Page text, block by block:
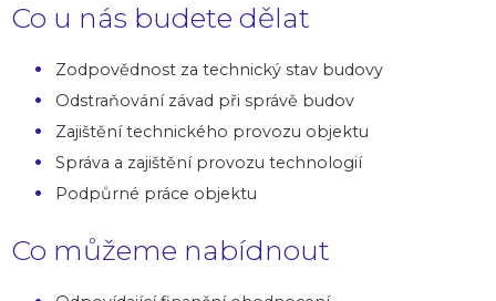
Co u nás budete dělat
Zodpovědnost za technický stav budovy
Odstraňování závad při správě budov
Zajištění technického provozu objektu
Správa a zajištění provozu technologií
Podpůrné práce objektu
Co můžeme nabídnout